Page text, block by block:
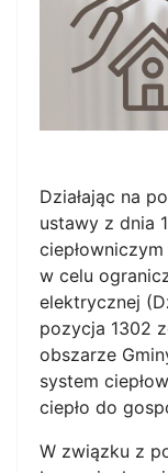
Działając na
ustawy z dnia
w celu
elektrycznej
pozycja 1302
obszarze
system
ciepło do
W związku z